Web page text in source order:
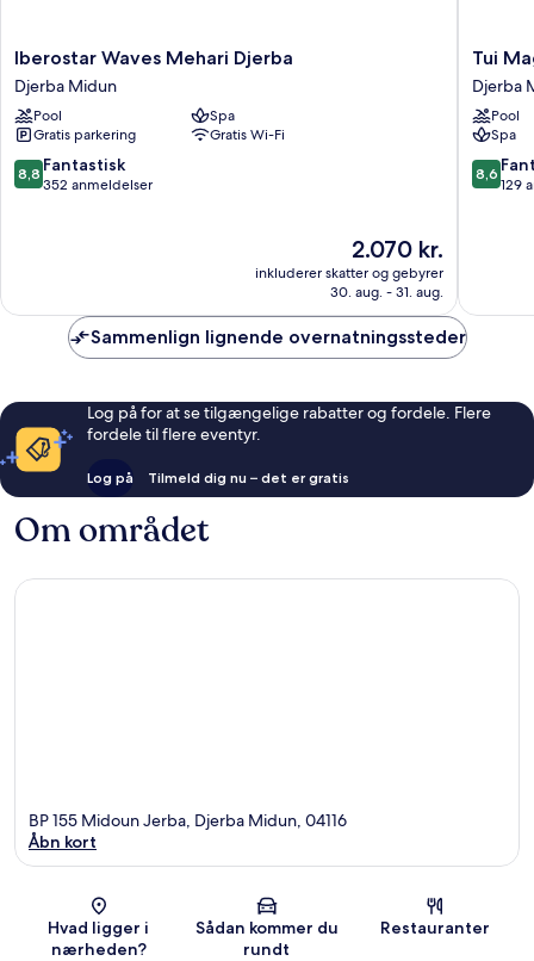
Iberostar
Waves
Mehari
Djerba
Djerba
Midun
Iberostar Waves Mehari Djerba
Djerba Midun
Pool
Spa
Gratis parkering
Gratis Wi-Fi
8.8
ud
8,8 Fantastisk
352 anmeldelser
Prisen
er
2.070 kr.
2.070 kr.
inkluderer skatter og gebyrer
30. aug. - 31. aug.
Tui
Magic
Life
Beach
Djerba
Midun
Tui
Djerba
Pool
Spa
8.6
ud
8,6
129
Sammenlign lignende overnatningssteder
Log på for at se tilgængelige rabatter og fordele. Flere
fordele til flere eventyr.
Log på Tilmeld dig nu – det er gratis
Om området
Kort
BP 155 Midoun Jerba, Djerba Midun, 04116
Åbn kort
Hvad ligger i
nærheden?
Sådan kommer du
rundt
Restauranter